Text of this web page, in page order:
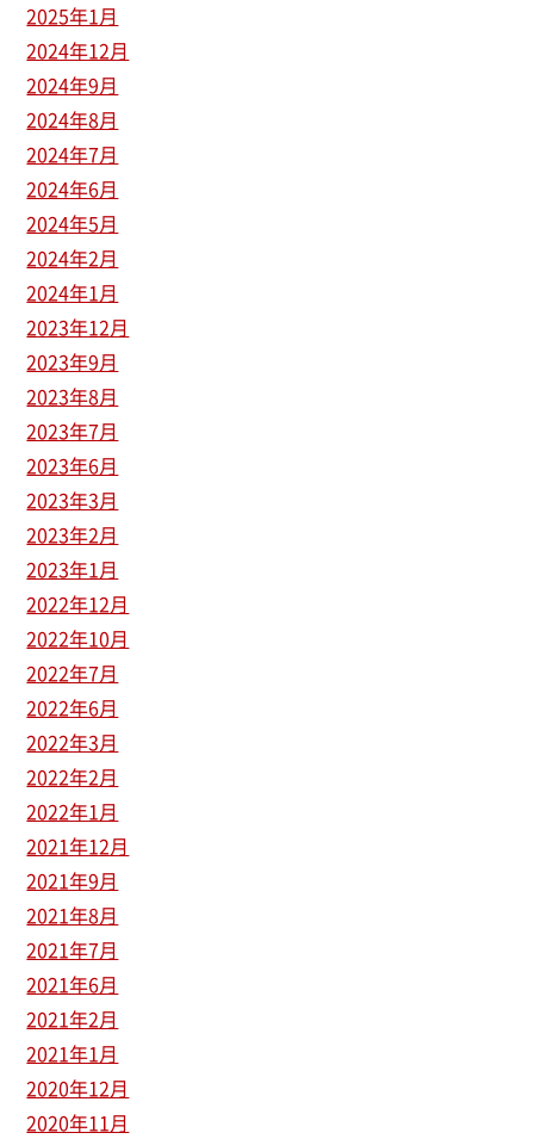
2025年1月
2024年12月
2024年9月
2024年8月
2024年7月
2024年6月
2024年5月
2024年2月
2024年1月
2023年12月
2023年9月
2023年8月
2023年7月
2023年6月
2023年3月
2023年2月
2023年1月
2022年12月
2022年10月
2022年7月
2022年6月
2022年3月
2022年2月
2022年1月
2021年12月
2021年9月
2021年8月
2021年7月
2021年6月
2021年2月
2021年1月
2020年12月
2020年11月